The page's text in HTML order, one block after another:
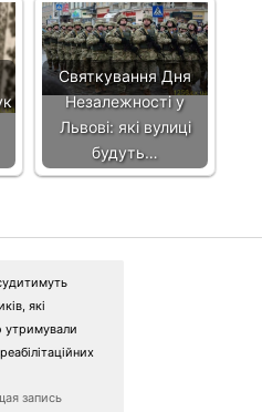
Святкування Дня
Незалежності у
Львові: які вулиці
будуть…
які
утримували
запись